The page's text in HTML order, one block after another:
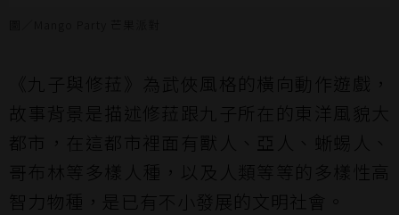
《九子與修菈》為武俠風格的橫向動作遊戲，
故事背景是描述修菈跟九子所在的東洋風貌大
都市，在這都市裡面有獸人、亞人、蜥蜴人、
哥布林等多樣人種，以及人類等等的多樣性高
智力物種，是已有不小發展的文明社會。